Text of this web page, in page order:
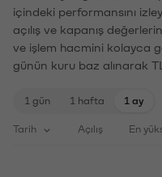
içindeki performansını
açılış ve kapanış
ve işlem hacmini kolayca
günün kuru baz alınarak
1 gün 1 hafta 1 ay
Tarih Açılış En